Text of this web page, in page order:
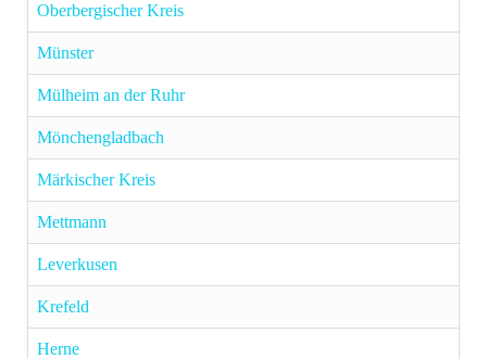
Oberbergischer Kreis
Münster
Mülheim an der Ruhr
Mönchengladbach
Märkischer Kreis
Mettmann
Leverkusen
Krefeld
Herne